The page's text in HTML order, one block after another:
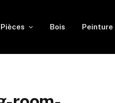
Pièces Bois Peinture